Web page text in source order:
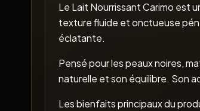
Le Lait Nourrissant Carimo est
texture fluide et onctueuse
éclatante.
Pensé pour les peaux noires,
naturelle et son équilibre. Son
Les bienfaits principaux du